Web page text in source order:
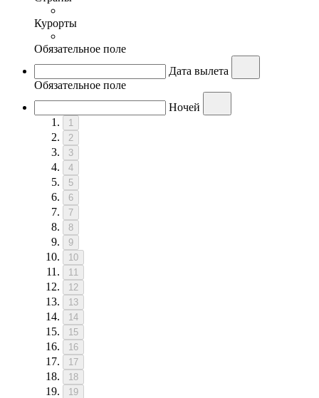
Курорты
Обязательное поле
Дата вылета
Обязательное поле
Ночей
1
2
3
4
5
6
7
8
9
10
11
12
13
14
15
16
17
18
19